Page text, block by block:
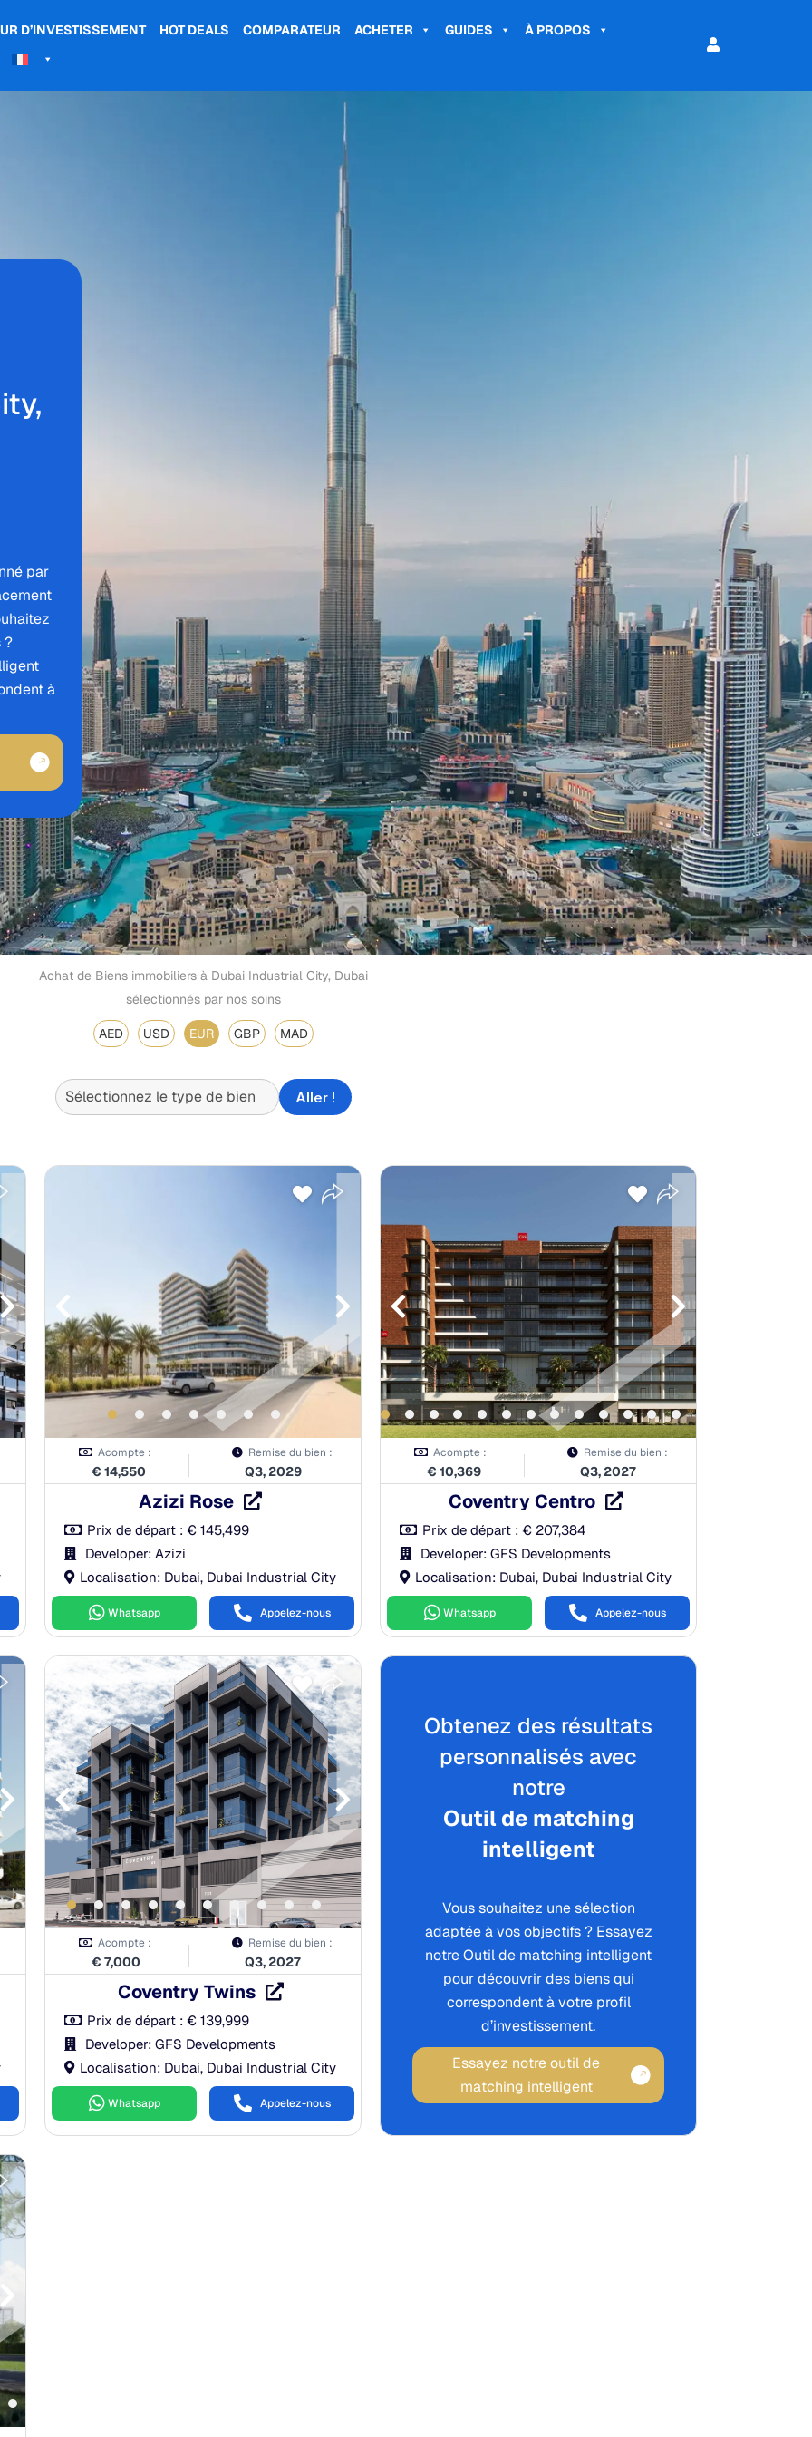
D’INVESTISSEMENT HOT DEALS COMPARATEUR ACHETER GUIDES
À PROPOS
par
?
à
Achat de Biens immobiliers à Dubai Industrial City, Dubai
sélectionnés par nos soins
AED USD EUR GBP MAD
Aller !
Acompte :
€ 14,550
Remise du bien :
Q3, 2029
Azizi Rose
Prix de départ : € 145,499
Developer: Azizi
Localisation: Dubai, Dubai Industrial City
Whatsapp Appelez-nous
Pendant la construction:
À la remise des clés:20.00%
Après la remise des clés:
Acompte :
€ 10,369
Remise du bien :
Q3, 2027
Coventry Centro
Prix de départ : € 207,384
Developer: GFS Developments
Localisation: Dubai, Dubai Industrial City
Whatsapp Appelez-nous
Acompte :
€ 7,000
Remise du bien :
Q3, 2027
Coventry Twins
Prix de départ : € 139,999
Developer: GFS Developments
Localisation: Dubai, Dubai Industrial City
Whatsapp Appelez-nous
Obtenez des résultats
personnalisés avec
notre
Outil de matching
intelligent
Vous souhaitez une sélection
adaptée à vos objectifs ? Essayez
notre Outil de matching intelligent
pour découvrir des biens qui
correspondent à votre profil
d’investissement.
Essayez notre outil de
matching intelligent